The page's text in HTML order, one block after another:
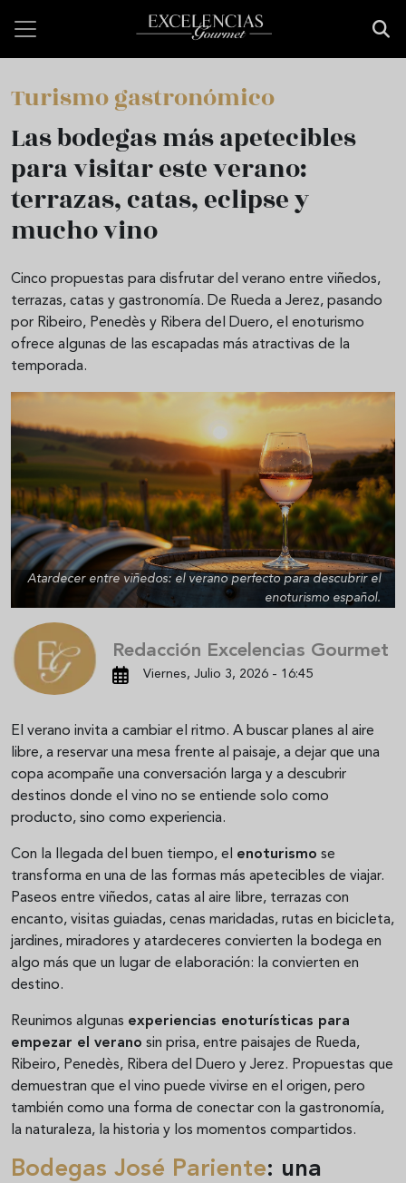
Turismo gastronómico
Las bodegas más apetecibles
para visitar este verano:
terrazas, catas, eclipse y
mucho vino
Cinco propuestas para disfrutar del verano entre viñedos,
terrazas, catas y gastronomía. De Rueda a Jerez, pasando
por Ribeiro, Penedès y Ribera del Duero, el enoturismo
ofrece algunas de las escapadas más atractivas de la
temporada.
Atardecer entre viñedos: el verano perfecto para descubrir el
enoturismo español.
Redacción Excelencias Gourmet
Viernes, Julio 3, 2026 - 16:45
El verano invita a cambiar el ritmo. A buscar planes al aire
libre, a reservar una mesa frente al paisaje, a dejar que una
copa acompañe una conversación larga y a descubrir
destinos donde el vino no se entiende solo como
producto, sino como experiencia.
Con la llegada del buen tiempo, el enoturismo se
transforma en una de las formas más apetecibles de viajar.
Paseos entre viñedos, catas al aire libre, terrazas con
encanto, visitas guiadas, cenas maridadas, rutas en bicicleta,
jardines, miradores y atardeceres convierten la bodega en
algo más que un lugar de elaboración: la convierten en
destino.
Reunimos algunas experiencias enoturísticas para
empezar el verano sin prisa, entre paisajes de Rueda,
Ribeiro, Penedès, Ribera del Duero y Jerez. Propuestas que
demuestran que el vino puede vivirse en el origen, pero
también como una forma de conectar con la gastronomía,
la naturaleza, la historia y los momentos compartidos.
Bodegas José Pariente: una